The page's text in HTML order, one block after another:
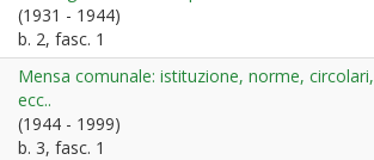
(1931 - 1944)
b. 2, fasc. 1
Mensa comunale: istituzione, norme, circolari,
ecc..
(1944 - 1999)
b. 3, fasc. 1